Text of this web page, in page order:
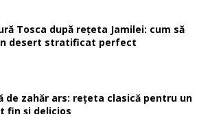
Tosca după rețeta Jamilei: cum să
desert stratificat perfect
de zahăr ars: rețeta clasică pentru un
fin și delicios